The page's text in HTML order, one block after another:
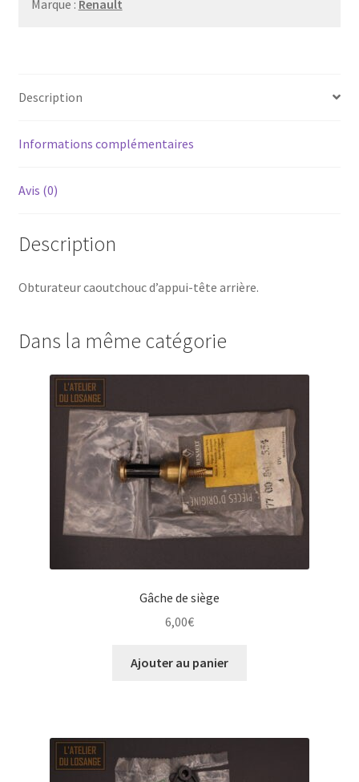
Marque : Renault
Description
Informations complémentaires
Avis (0)
Description
Obturateur caoutchouc d’appui-tête arrière.
Dans la même catégorie
Gâche de siège
6,00€
Ajouter au panier